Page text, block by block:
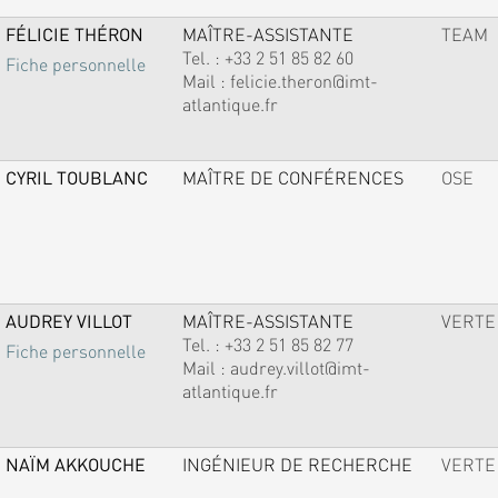
FÉLICIE THÉRON
Fiche personnelle
MAÎTRE-ASSISTANTE
Tel. : +33 2 51 85 82 60
Mail : felicie.theron@imt-
atlantique.fr
TEAM
CYRIL TOUBLANC MAÎTRE DE CONFÉRENCES OSE
AUDREY VILLOT
Fiche personnelle
MAÎTRE-ASSISTANTE
Tel. : +33 2 51 85 82 77
Mail : audrey.villot@imt-
atlantique.fr
VERTE
NAÏM AKKOUCHE INGÉNIEUR DE RECHERCHE VERTE